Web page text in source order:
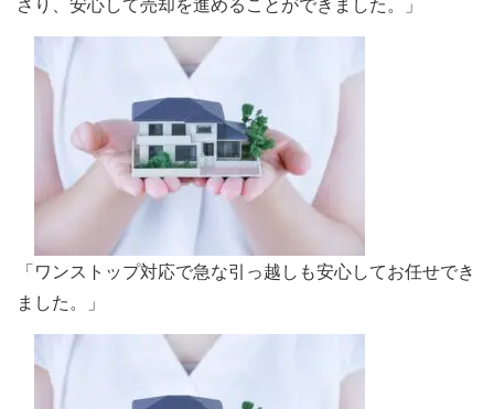
さり、安心して売却を進めることができました。」
「ワンストップ対応で急な引っ越しも安心してお任せでき
ました。」